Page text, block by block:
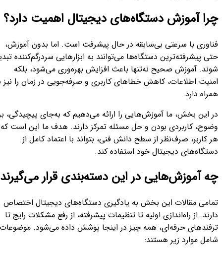
آموزش دستگاه‌های دیجیتال اهمیت دارد؟
با سرعتی بی‌سابقه در حال پیشرفت است. اما بدون آموزش،
پیشرفته‌ترین دستگاه‌ها می‌توانند به ابزارهایی سردرگم‌کننده تبدیل
آموزش صحیح نه‌تنها باعث افزایش بهره‌وری می‌شود، بلکه
اطلاعات، کاهش خطاهای کاربری و صرفه‌جویی در زمان را نیز به
دارد.
این بخش، ما آموزش‌هایی را ارائه می‌دهیم که به‌جای پیچیدگی، بر
کاربردی بودن و حل مسئله تمرکز دارند. هدف ما این است که
کاربر، صرف‌نظر از سطح دانش فنی، بتواند با اعتماد کامل از
دیجیتال خود استفاده کند.
آموزش‌هایی در این دسته‌بندی قرار می‌گیرند؟
مقالات این بخش به یادگیری دستگاه‌های دیجیتال اختصاص
از راه‌اندازی اولیه تا تنظیمات پیشرفته، از رفع مشکلات رایج تا
حرفه‌ای، همه چیز در اینجا پوشش داده می‌شود. موضوعات
موارد زیر هستند: